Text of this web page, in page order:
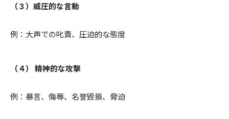
（３）威圧的な言動
例：大声での叱責、圧迫的な態度
（４） 精神的な攻撃
例：暴言、侮辱、名誉毀損、脅迫